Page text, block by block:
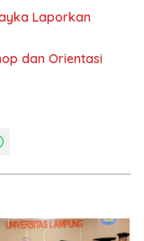
Laporkan
dan Orientasi